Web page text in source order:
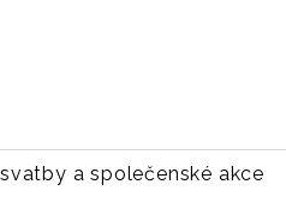
a společenské akce